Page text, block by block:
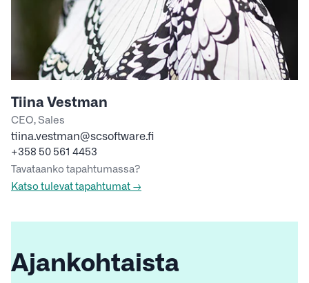
Tiina Vestman
CEO, Sales
tiina.vestman@scsoftware.fi
+358 50 561 4453
Tavataanko tapahtumassa?
Katso tulevat tapahtumat →
Ajankohtaista